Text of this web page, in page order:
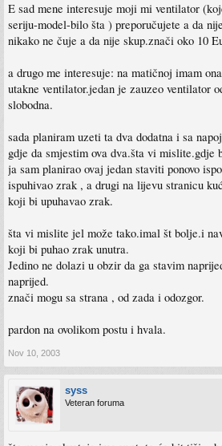
E sad mene interesuje moji mi ventilator
seriju-model-bilo šta ) preporučujete a da
nikako ne čuje a da nije skup.znači oko 10
a drugo me interesuje: na matičnoj imam
utakne ventilator.jedan je zauzeo ventilator
slobodna.
sada planiram uzeti ta dva dodatna i sa
gdje da smjestim ova dva.šta vi mislite.gdje
ja sam planirao ovaj jedan staviti ponovo
ispuhivao zrak , a drugi na lijevu stranicu
koji bi upuhavao zrak.
šta vi mislite jel može tako.imal št bolje.i
koji bi puhao zrak unutra.
Jedino ne dolazi u obzir da ga stavim
naprijed.
znači mogu sa strana , od zada i odozgor.
pardon na ovolikom postu i hvala.
Nov 10, 2003
syss
Veteran foruma